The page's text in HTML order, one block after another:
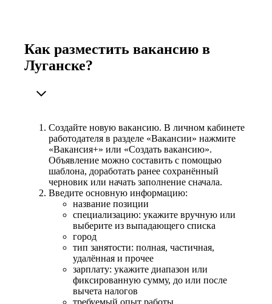
Как разместить вакансию в
Луганске?
Создайте новую вакансию. В личном кабинете
работодателя в разделе «Вакансии» нажмите
«Вакансия+» или «Создать вакансию».
Объявление можно составить с помощью
шаблона, доработать ранее сохранённый
черновик или начать заполнение сначала.
Введите основную информацию:
название позиции
специализацию: укажите вручную или
выберите из выпадающего списка
город
тип занятости: полная, частичная,
удалённая и прочее
зарплату: укажите диапазон или
фиксированную сумму, до или после
вычета налогов
требуемый опыт работы